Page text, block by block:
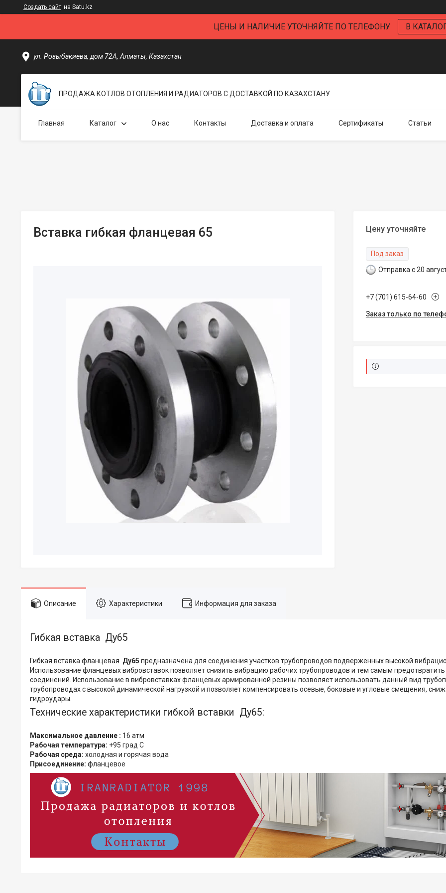
Создать сайт на Satu.kz
ЦЕНЫ И НАЛИЧИЕ УТОЧНЯЙТЕ ПО ТЕЛЕФОНУ В
ул. Розыбакиева, дом 72А, Алматы, Казахстан
ПРОДАЖА КОТЛОВ ОТОПЛЕНИЯ И РАДИАТОРОВ С ДОСТАВКОЙ ПО КАЗАХСТАНУ
Главная Каталог О нас Контакты Доставка и оплата Сертификаты Статьи
Вставка гибкая фланцевая 65 Цену уточняйте
Под заказ
Отправка с 20
+7 (701) 615-64-60
Заказ только по
Описание Характеристики Информация для заказа
Гибкая вставка Ду65
Гибкая вставка фланцевая Ду65 предназначена для соединения участков трубопроводов подверженных высокой
Использование фланцевых вибровставок позволяет снизить вибрацию рабочих трубопроводов и тем самым
соединений. Использование в вибровставках фланцевых армированной резины позволяет использовать данный вид
трубопроводах с высокой динамической нагрузкой и позволяет компенсировать осевые, боковые и угловые смещения,
гидроудары.
Технические характеристики гибкой вставки Ду65:
Максимальное давление : 16 атм
Рабочая температура: +95 град С
Рабочая среда: холодная и горячая вода
Присоединение: фланцевое